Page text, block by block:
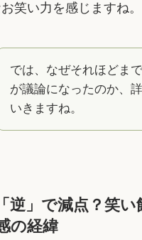
笑い力を感じますね。
では、なぜそれほどま
が議論になったのか、
いきますね。
逆」で減点？笑い
の経緯